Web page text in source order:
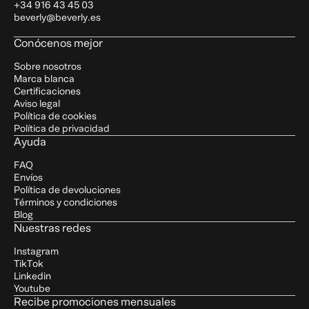
Contribuye a reducir molestias musculares y
articulares
Protege las células y apoya la producción de energía
Ácido fólico
Cromo
75 μg(187%*)
+34 916 43 45 03
beverly@beverly.es
Conócenos mejor
Sobre nosotros
Marca blanca
Certificaciones
Aviso legal
Política de cookies
Política de privacidad
Ayuda
FAQ
Envíos
Política de devoluciones
Términos y condiciones
Blog
Nuestras redes
Instagram
TikTok
Linkedin
Youtube
Recibe promociones mensuales